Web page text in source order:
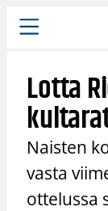
Siirry
sisältöön
Lotta
Naisten
vasta
ottelussa